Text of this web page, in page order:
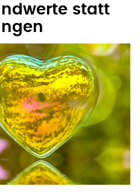
statt